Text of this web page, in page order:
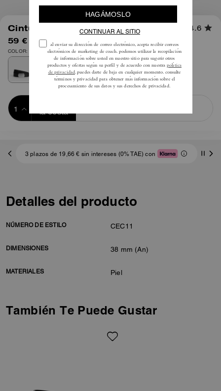
Cinturón con Placa, 38 mm 4.6
59 € 95 €
COLOR: Plata
la cesta
3 plazos de 19,66 € sin intereses (0% TAE) con
Detalles del producto
NÚMERO DE ESTILO CEC11
DIMENSIONES 38 mm (An)
MATERIALES Piel
También Te Puede Gustar